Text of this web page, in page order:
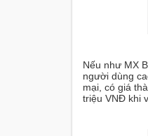
Nếu như MX
người dùng
mại, có giá
triệu VNĐ khi